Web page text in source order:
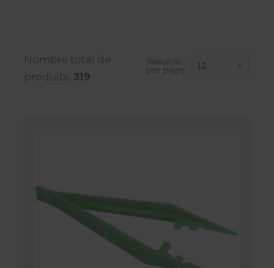
Nombre total de
produits: 319
Résultat
par page: